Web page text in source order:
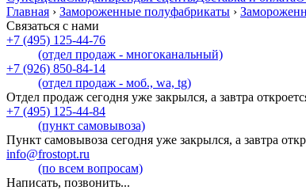
Главная › Замороженные полуфабрикаты ›
Связаться с нами
+7 (495) 125-44-76
(отдел продаж - многоканальный)
+7 (926) 850-84-14
(отдел продаж - моб., wa, tg)
Отдел продаж сегодня уже закрылся, а завтра
+7 (495) 125-44-84
(пункт самовывоза)
Пункт самовывоза сегодня уже закрылся, а завтра
info@frostopt.ru
(по всем вопросам)
Написать, позвонить...